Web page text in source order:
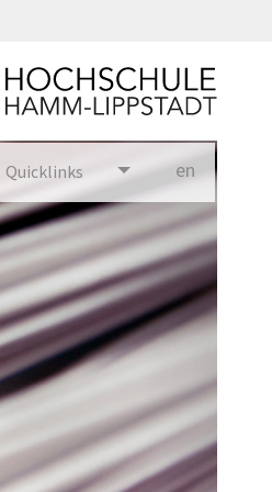
Quicklinks en glish